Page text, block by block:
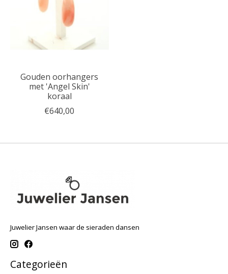
Gouden oorhangers
met 'Angel Skin'
koraal
€640,00
Juwelier Jansen waar de sieraden dansen
Categorieën